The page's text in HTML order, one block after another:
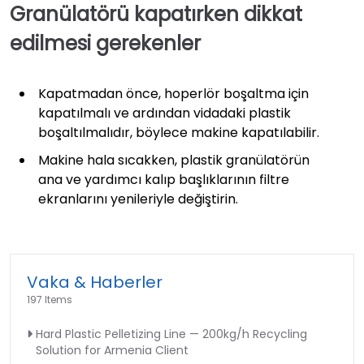
Granülatörü kapatırken dikkat
edilmesi gerekenler
Kapatmadan önce, hoperlör boşaltma için
kapatılmalı ve ardından vidadaki plastik
boşaltılmalıdır, böylece makine kapatılabilir.
Makine hala sıcakken, plastik granülatörün
ana ve yardımcı kalıp başlıklarının filtre
ekranlarını yenileriyle değiştirin.
Vaka & Haberler
197 Items
Hard Plastic Pelletizing Line — 200kg/h Recycling
Solution for Armenia Client